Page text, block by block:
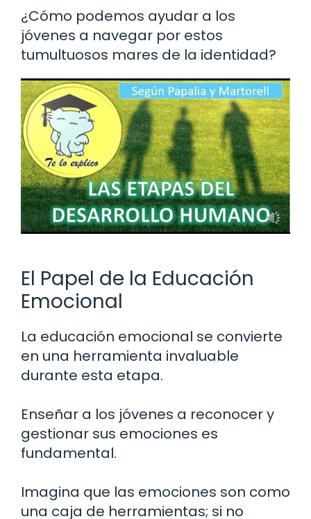
¿Cómo podemos ayudar a los
jóvenes a navegar por estos
tumultuosos mares de la identidad?
El Papel de la Educación
Emocional
La educación emocional se convierte
en una herramienta invaluable
durante esta etapa.
Enseñar a los jóvenes a reconocer y
gestionar sus emociones es
fundamental.
Imagina que las emociones son como
una caja de herramientas; si no